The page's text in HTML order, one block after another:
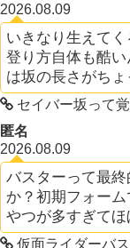
2026.08.09
いきなり生えて
登り方自体も酷
は坂の長さがち
セイバー坂って
匿名
2026.08.09
バスターって最
か？初期フォー
やつが多すぎて
仮面ライダーバ